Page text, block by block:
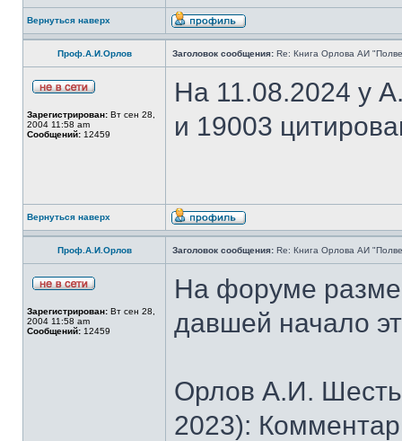
Вернуться наверх
Проф.А.И.Орлов Заголовок сообщения: Re: Книга Орлова АИ
Зарегистрирован: Вт сен 28,
2004 11:58 am
Сообщений: 12459
На 11.08.2024 у
и 19003
Вернуться наверх
Проф.А.И.Орлов Заголовок сообщения: Re: Книга Орлова АИ
Зарегистрирован: Вт сен 28,
2004 11:58 am
Сообщений: 12459
На форуме
давшей начало
Орлов А.И.
2023):